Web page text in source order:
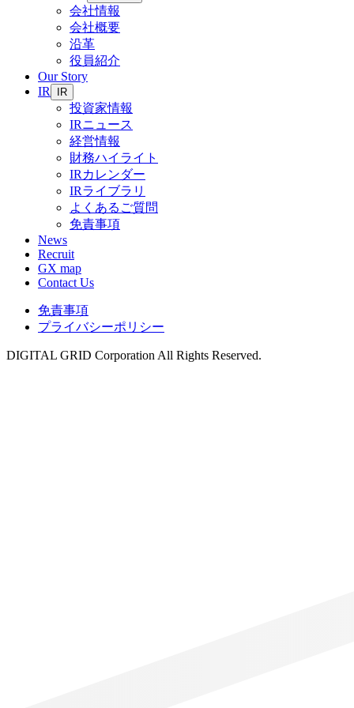
会社情報
会社概要
沿革
役員紹介
Our Story
IR
IR
投資家情報
IRニュース
経営情報
財務ハイライト
IRカレンダー
IRライブラリ
よくあるご質問
免責事項
News
Recruit
GX map
Contact Us
免責事項
プライバシーポリシー
DIGITAL GRID Corporation All Rights Reserved.